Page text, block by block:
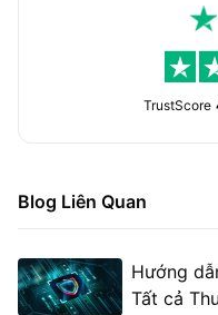
TrustScore
Blog Liên Quan
Hướng
Tất cả